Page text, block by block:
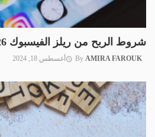
شروط الربح من ريلز الفيسبوك 2026
By AMIRA FAROUK أغسطس 18, 2024